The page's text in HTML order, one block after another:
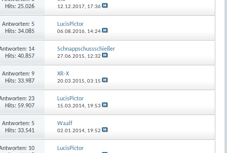
Hits: 25.026
12.12.2017, 17:36
Antworten: 5
Hits: 34.085
LucisPictor
06.08.2016, 14:24
14
Hits: 40.857
Schnappschussschießer
27.06.2015, 12:32
Antworten: 9
Hits: 33.987
XR-X
20.03.2015,03:15
23
Hits: 59.907
LucisPictor
15.03.2014, 19:53
Antworten: 5
Hits: 33.541
Waalf
02.01.2014, 19:52
10
LucisPictor